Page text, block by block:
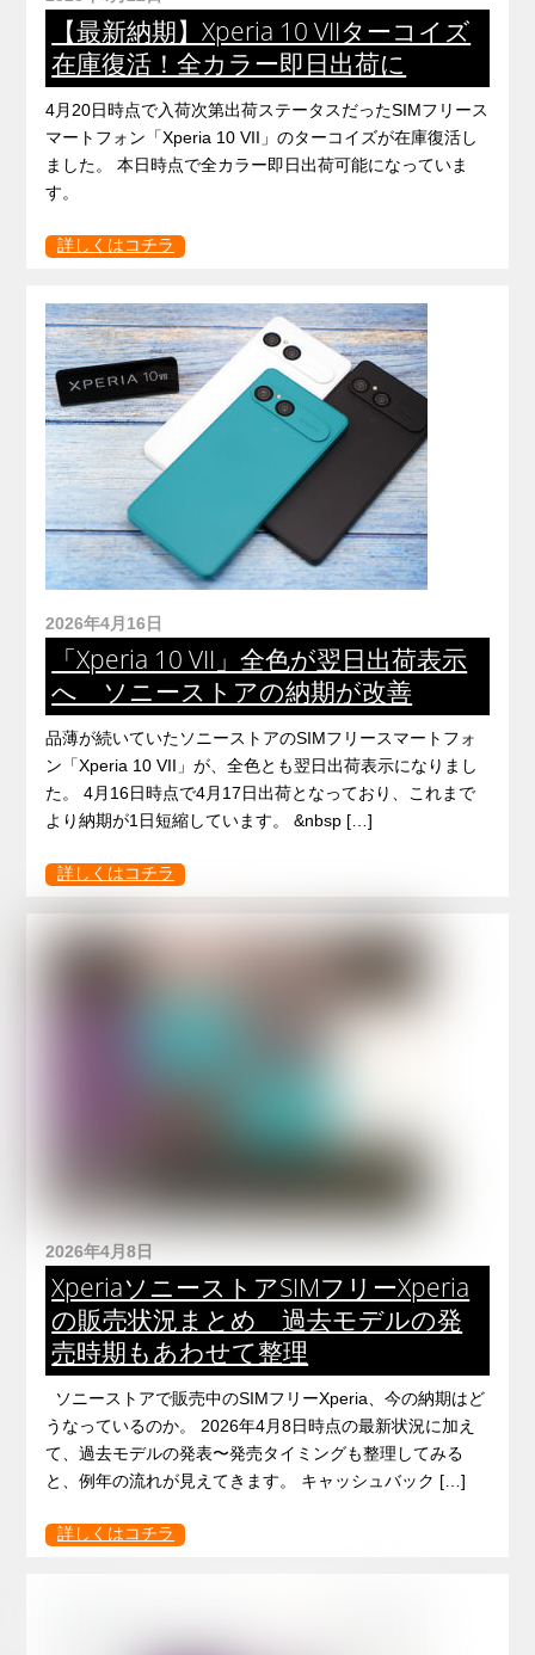
【最新納期】Xperia 10 VIIターコイズ
在庫復活！全カラー即日出荷に
4月20日時点で入荷次第出荷ステータスだったSIMフリース
マートフォン「Xperia 10 VII」のターコイズが在庫復活し
ました。 本日時点で全カラー即日出荷可能になっていま
す。
詳しくはコチラ
2026年4月16日
「Xperia 10 VII」全色が翌日出荷表示
へ ソニーストアの納期が改善
品薄が続いていたソニーストアのSIMフリースマートフォ
ン「Xperia 10 VII」が、全色とも翌日出荷表示になりまし
た。 4月16日時点で4月17日出荷となっており、これまで
より納期が1日短縮しています。 &nbsp […]
詳しくはコチラ
2026年4月8日
XperiaソニーストアSIMフリーXperia
の販売状況まとめ 過去モデルの発
売時期もあわせて整理
ソニーストアで販売中のSIMフリーXperia、今の納期はど
うなっているのか。 2026年4月8日時点の最新状況に加え
て、過去モデルの発表〜発売タイミングも整理してみる
と、例年の流れが見えてきます。 キャッシュバック […]
詳しくはコチラ